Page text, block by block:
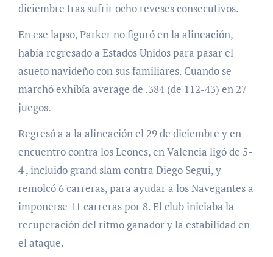
diciembre tras sufrir ocho reveses consecutivos.
En ese lapso, Parker no figuró en la alineación,
había regresado a Estados Unidos para pasar el
asueto navideño con sus familiares. Cuando se
marchó exhibía average de .384 (de 112-43) en 27
juegos.
Regresó a a la alineación el 29 de diciembre y en
encuentro contra los Leones, en Valencia ligó de 5-
4 , incluido grand slam contra Diego Segui, y
remolcó 6 carreras, para ayudar a los Navegantes a
imponerse 11 carreras por 8. El club iniciaba la
recuperación del ritmo ganador y la estabilidad en
el ataque.